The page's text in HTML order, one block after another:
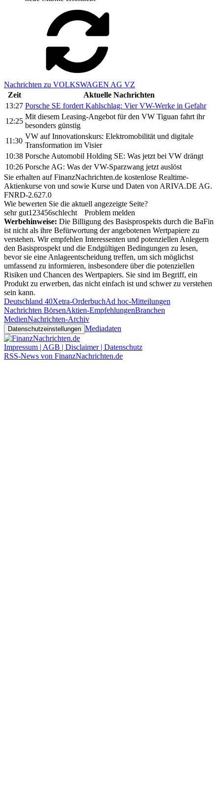
Nachrichten zu VOLKSWAGEN AG VZ
Zeit
Aktuelle Nachrichten
13:27 Porsche SE fordert Kahlschlag: Vier VW-Werke in Gefahr
12:25
Mit diesem Leasing-Angebot für den VW Tiguan fahrt ihr
besonders günstig
11:30
VW auf Innovationskurs: Elektromobilität und digitale
Transformation im Visier
10:38 Porsche Automobil Holding SE: Was jetzt bei VW drängt
10:26 Porsche AG: Was der VW-Sparzwang jetzt auslöst
Sie erhalten auf FinanzNachrichten.de kostenlose Realtime-
Aktienkurse von und sowie Kurse und Daten von ARIVA.DE AG.
FNRD-2.627.0
Wie bewerten Sie die aktuell angezeigte Seite?
sehr gut1 23456schlecht
Problem melden
Werbehinweise: Die Billigung des Basisprospekts durch die BaFin
ist nicht als ihre Befürwortung der angebotenen Wertpapiere zu
verstehen. Wir empfehlen Interessenten und potenziellen Anlegern
den Basisprospekt und die Endgültigen Bedingungen zu lesen,
bevor sie eine Anlageentscheidung treffen, um sich möglichst
umfassend zu informieren, insbesondere über die potenziellen
Risiken und Chancen des Wertpapiers. Sie sind im Begriff, ein
Produkt zu erwerben, das nicht einfach ist und schwer zu verstehen
sein kann.
Deutschland 40Xetra-OrderbuchAd hoc-Mitteilungen
Nachrichten BörsenAktien-EmpfehlungenBranchen
MedienNachrichten-Archiv
Datenschutzeinstellungen Mediadaten
Impressum | AGB | Disclaimer | Datenschutz
RSS-News von FinanzNachrichten.de